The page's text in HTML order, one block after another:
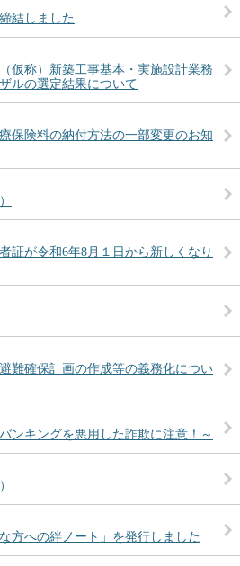
結しました
仮称）新築工事基本・実施設計業務
ルの選定結果について
保険料の納付方法の一部変更のお知
証が令和6年8月１日から新しくなり
難確保計画の作成等の義務化につい
ンキングを悪用した詐欺に注意！～
方への絆ノート」を発行しました